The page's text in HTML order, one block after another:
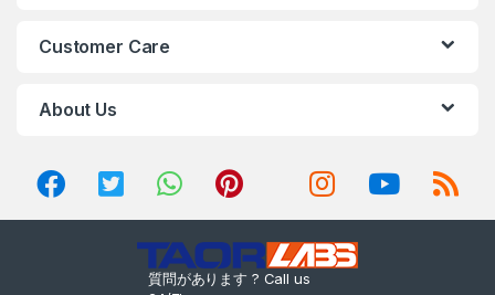
Customer Care
About Us
質問があります ? Call us